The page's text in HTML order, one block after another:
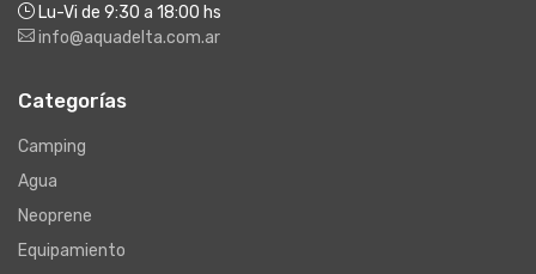
Lu-Vi de 9:30 a 18:00 hs
info@aquadelta.com.ar
Categorías
Camping
Agua
Neoprene
Equipamiento